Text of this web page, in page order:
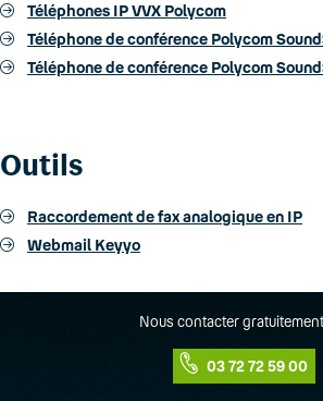
Téléphones IP VVX Polycom
Téléphone de conférence Polycom
Téléphone de conférence Polycom
Outils
Raccordement de fax analogique en IP
Webmail Keyyo
Nous contacter
03 72 72 59 00